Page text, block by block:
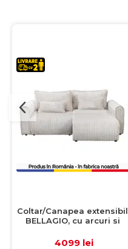
Coltar/Canapea extensibil
BELLAGIO, cu arcuri si
interschimbabil, bej,
4099 lei